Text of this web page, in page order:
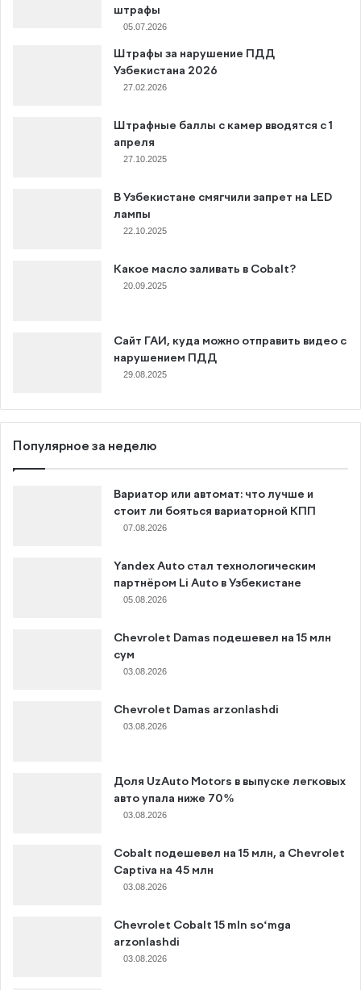
штрафы
05.07.2026
Штрафы за нарушение ПДД
Узбекистана 2026
27.02.2026
Штрафные баллы с камер вводятся с 1
апреля
27.10.2025
В Узбекистане смягчили запрет на LED
лампы
22.10.2025
Какое масло заливать в Cobalt?
20.09.2025
Сайт ГАИ, куда можно отправить видео с
нарушением ПДД
29.08.2025
Популярное за неделю
Вариатор или автомат: что лучше и
стоит ли бояться вариаторной КПП
07.08.2026
Yandex Auto стал технологическим
партнёром Li Auto в Узбекистане
05.08.2026
Chevrolet Damas подешевел на 15 млн
сум
03.08.2026
Chevrolet Damas arzonlashdi
03.08.2026
Доля UzAuto Motors в выпуске легковых
авто упала ниже 70%
03.08.2026
Cobalt подешевел на 15 млн, а Chevrolet
Captiva на 45 млн
03.08.2026
Chevrolet Cobalt 15 mln so‘mga
arzonlashdi
03.08.2026